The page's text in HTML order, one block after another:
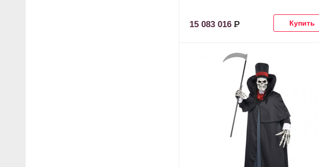
15 083 016 Р